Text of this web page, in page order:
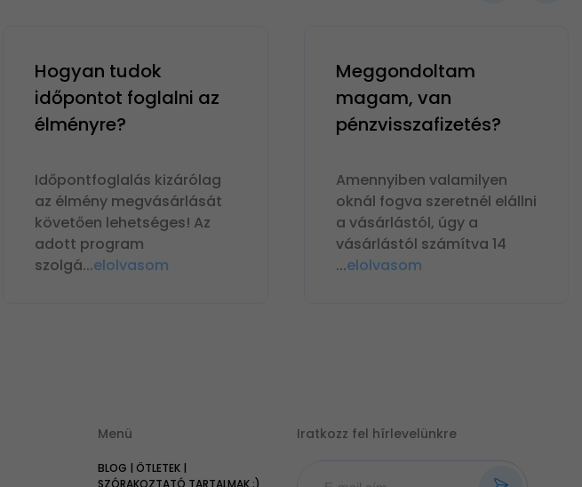
Hogyan tudok
időpontot foglalni az
élményre?
Időpontfoglalás kizárólag
az élmény megvásárlását
követően lehetséges! Az
adott program
szolgá...elolvasom
Meggondoltam
magam, van
pénzvisszafizetés?
Amennyiben valamilyen
oknál fogva szeretnél elállni
a vásárlástól, úgy a
vásárlástól számítva 14
...elolvasom
Menü
BLOG | ÖTLETEK |
SZÓRAKOZTATÓ TARTALMAK ;)
Iratkozz fel hírlevelünkre